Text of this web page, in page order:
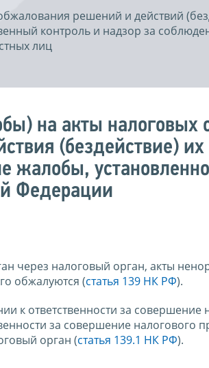
решений и действий
контроль и надзор за
лиц
на акты налоговых
(бездействие)
Федерации
через налоговый орган, акты
обжалуются (статья 139 НК РФ).
к ответственности за совершение
за совершение налогового
орган (статья 139.1 НК РФ).